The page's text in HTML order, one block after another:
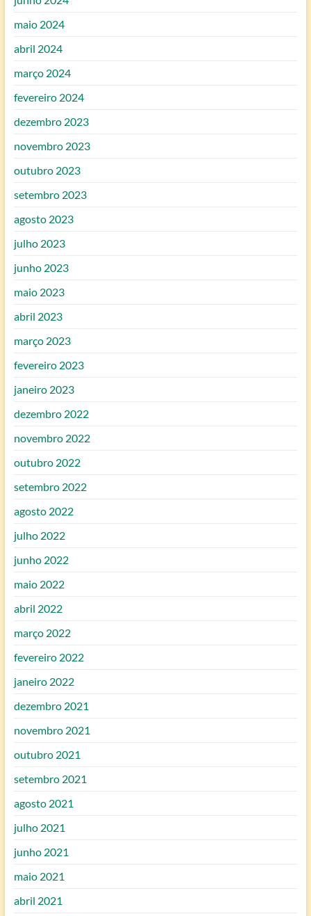
maio 2024
abril 2024
março 2024
fevereiro 2024
dezembro 2023
novembro 2023
outubro 2023
setembro 2023
agosto 2023
julho 2023
junho 2023
maio 2023
abril 2023
março 2023
fevereiro 2023
janeiro 2023
dezembro 2022
novembro 2022
outubro 2022
setembro 2022
agosto 2022
julho 2022
junho 2022
maio 2022
abril 2022
março 2022
fevereiro 2022
janeiro 2022
dezembro 2021
novembro 2021
outubro 2021
setembro 2021
agosto 2021
julho 2021
junho 2021
maio 2021
abril 2021